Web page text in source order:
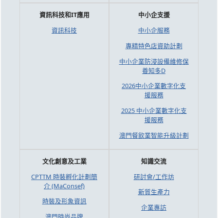
資訊科技和IT應用
資訊科技
中小企支援
中小企服務
專精特色店資助計劃
中小企業防浸設備維修保
養知多D
2026中小企業數字化支
援服務
2025 中小企業數字化支
援服務
澳門餐飲業智能升級計劃
文化創意及工業
CPTTM 時裝孵化計劃簡
介 (MaConsef)
時裝及形象資訊
知識交流
研討會/工作坊
新質生產力
企業專訪